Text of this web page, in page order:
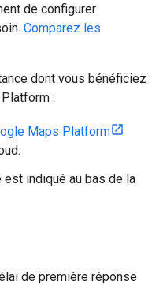
de configurer
Comparez les
dont vous bénéficiez
:
Maps Platform
indiqué au bas de la
de première réponse